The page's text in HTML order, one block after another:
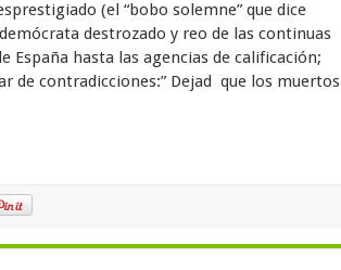
(el “bobo solemne” que dice
destrozado y reo de las continuas
España hasta las agencias de calificación;
de contradicciones:” Dejad que los muertos